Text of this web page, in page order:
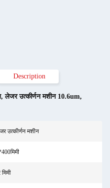
Description
,लेजर उत्कीर्णन मशीन 10.6um,
उत्कीर्णन मशीन